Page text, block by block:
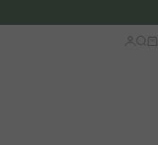
Accedi